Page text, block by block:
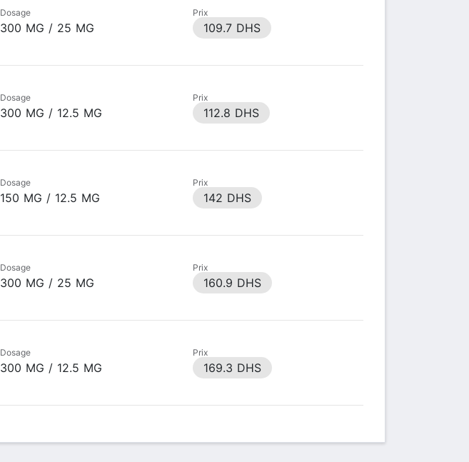
Dosage
300 MG / 25 MG
Prix
109.7 DHS
Dosage
300 MG / 12.5 MG
Prix
112.8 DHS
Dosage
150 MG / 12.5 MG
Prix
142 DHS
Dosage
300 MG / 25 MG
Prix
160.9 DHS
Dosage
300 MG / 12.5 MG
Prix
169.3 DHS